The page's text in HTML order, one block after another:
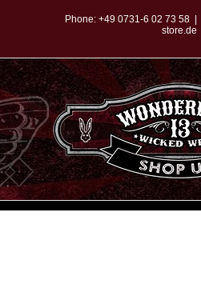
springen
Phone: +49 0731-6 02 73 58
store.de